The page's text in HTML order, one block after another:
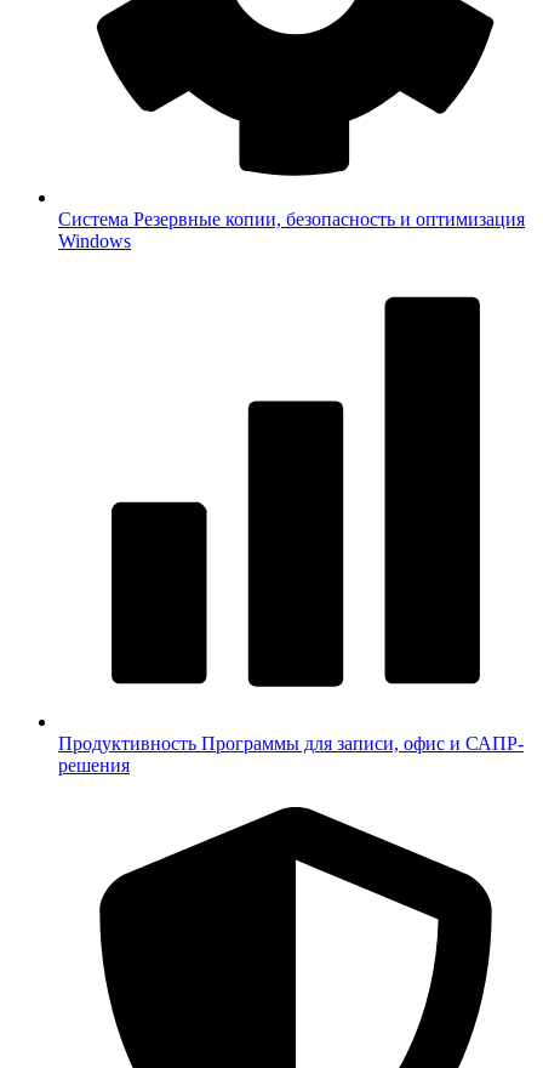
Система Резервные копии, безопасность и оптимизация
Windows
Продуктивность Программы для записи, офис и САПР-
решения